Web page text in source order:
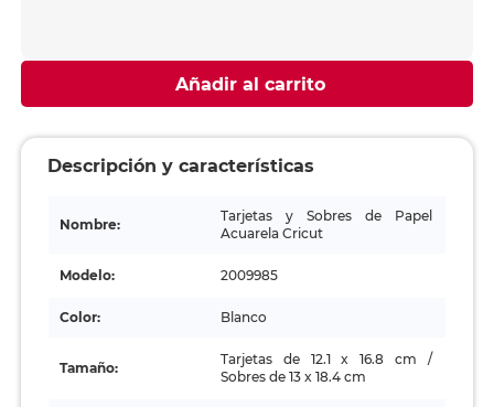
Añadir al carrito
Descripción y características
Nombre:
Tarjetas y Sobres de Papel
Acuarela Cricut
Modelo: 2009985
Color: Blanco
Tamaño:
Tarjetas de 12.1 x 16.8 cm /
Sobres de 13 x 18.4 cm